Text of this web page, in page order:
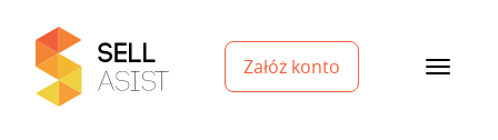
Załóż konto